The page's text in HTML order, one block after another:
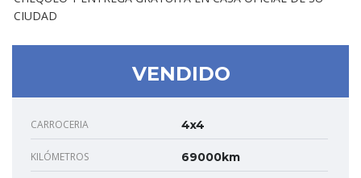
CIUDAD
VENDIDO
CARROCERIA 4x4
KILÓMETROS 69000km